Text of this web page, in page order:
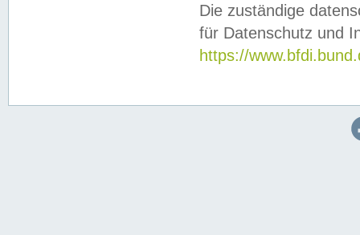
Die zuständige
für Datenschutz und
https://